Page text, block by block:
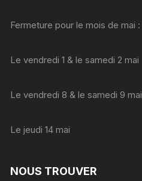
Fermeture pour le mois de mai :
Le vendredi 1 & le samedi 2 mai
Le vendredi 8 & le samedi 9 mai
Le jeudi 14 mai
NOUS TROUVER